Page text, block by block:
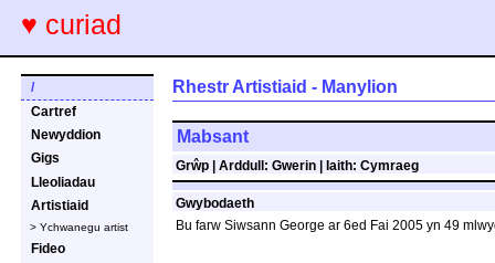
♥ curiad
/
Cartref
Newyddion
Gigs
Lleoliadau
Artistiaid
> Ychwanegu artist
Fideo
Rhestr Artistiaid - Manylion
Mabsant
Grŵp |Arddull: Gwerin | Iaith: Cymraeg
Gwybodaeth
Bu farw Siwsann George ar 6ed Fai 2005 yn 49